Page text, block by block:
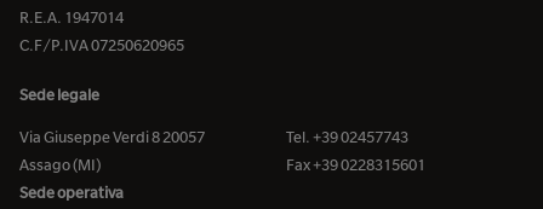
R.E.A. 1947014
C.F/P.IVA 07250620965
Sede legale
Via Giuseppe Verdi 8 20057
Assago (MI)
Tel. +39 02457743
Fax +39 0228315601
Sede operativa